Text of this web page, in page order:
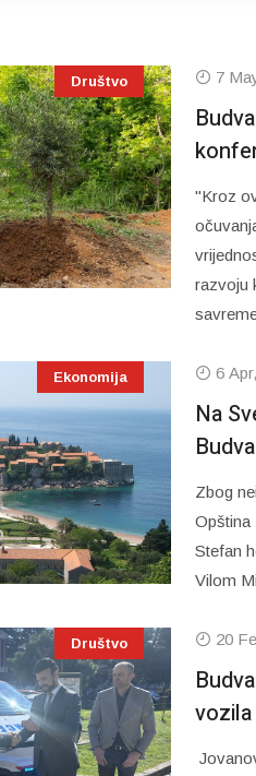
Društvo 7
"Kroz
razvoju
Ekonomija 6
Na
Budva
Zbog
Opština
Stefan
Vilom
Društvo 20